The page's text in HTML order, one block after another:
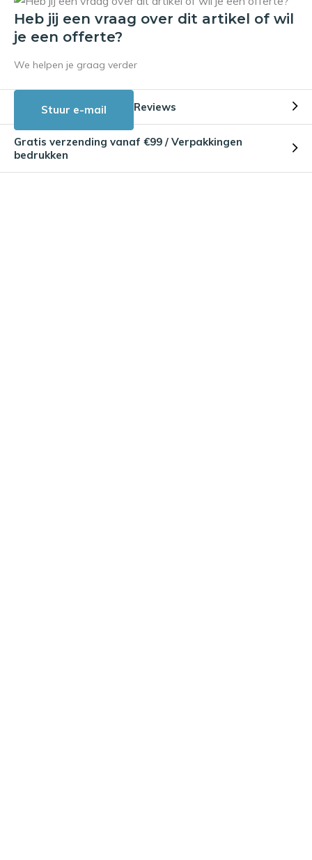
Heb jij een vraag over dit artikel of wil
je een offerte?
We helpen je graag verder
Stuur e-mail Reviews
Gratis verzending vanaf €99 / Verpakkingen
bedrukken